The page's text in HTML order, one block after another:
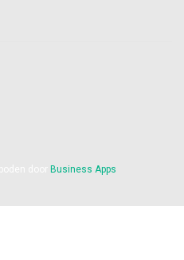
Business Apps